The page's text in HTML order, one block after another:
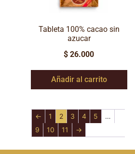
Tableta 100% cacao sin
azucar
$ 26.000
Añadir al carrito
← 1 2 3 4 5
…
9
10 11 →